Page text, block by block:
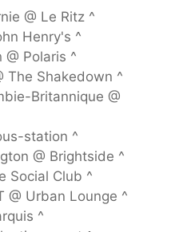
@ Le Ritz ^
Henry's ^
Polaris ^
The Shakedown ^
Britannique @
station ^
@ Brightside ^
Social Club ^
@ Urban Lounge ^
^